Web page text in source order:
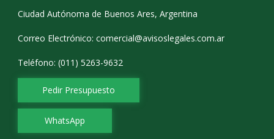
Ciudad Autónoma de Buenos Ares, Argentina
Correo Electrónico: comercial@avisoslegales.com.ar
Teléfono: (011) 5263-9632
Pedir Presupuesto
WhatsApp